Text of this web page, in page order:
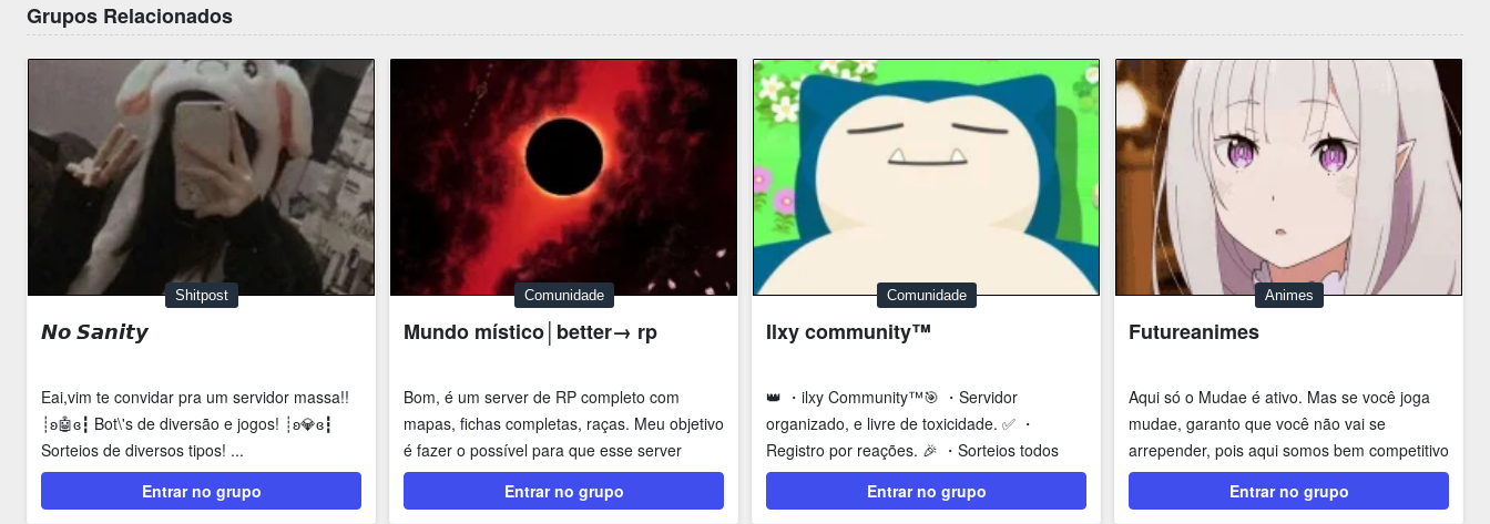
Grupos Relacionados
Shitpost
𝙉𝙤 𝙎𝙖𝙣𝙞𝙩𝙮
Eai,vim te convidar pra um servidor massa!!
┊ʚ🤖ɞ┇ Bot\'s de diversão e jogos! ┊ʚ💎ɞ┇
Sorteios de diversos tipos! ...
Entrar no grupo
Comunidade
Mundo místico│better→ rp
Bom, é um server de RP completo com
mapas, fichas completas, raças. Meu objetivo
é fazer o possível para que esse server
possa agradar...
Entrar no grupo
Comunidade
Ilxy community™
👑 ・ilxy Community™🎯 ・Servidor
organizado, e livre de toxicidade. ✅ ・
Registro por reações. 🎉 ・Sorteios todos
os...
Entrar no grupo
Animes
Futureanimes
Aqui só o Mudae é ativo. Mas se você joga
mudae, garanto que você não vai se
arrepender, pois aqui somos bem competitivo
para pegar...
Entrar no grupo